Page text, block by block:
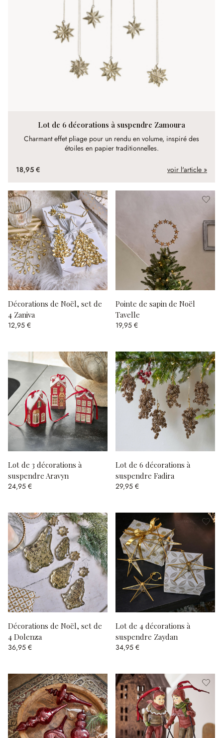
Lot de 6 décorations à suspendre Zamoura
Charmant effet pliage pour un rendu en volume, inspiré des
étoiles en papier traditionnelles.
18,95 € voir l'article »
Décorations de Noël, set de
4 Zaniva
12,95 €
Pointe de sapin de Noël
Tavelle
19,95 €
Lot de 3 décorations à
suspendre Aravyn
24,95 €
Lot de 6 décorations à
suspendre Fadira
29,95 €
Décorations de Noël, set de
4 Dolenza
36,95 €
Lot de 4 décorations à
suspendre Zaydan
34,95 €